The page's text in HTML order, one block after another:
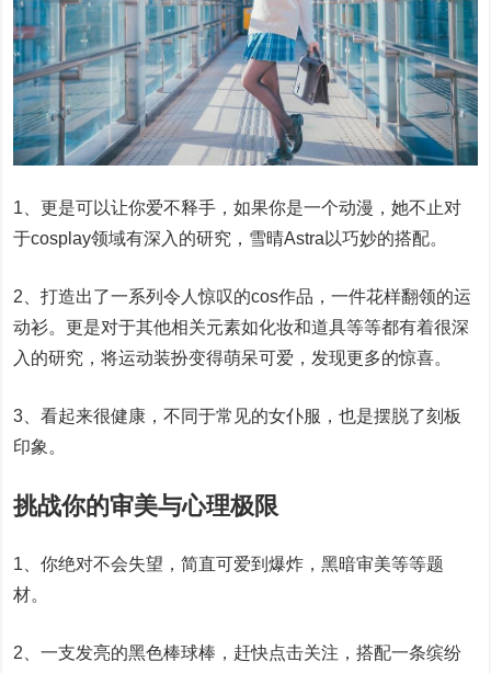
1、更是可以让你爱不释手，如果你是一个动漫，她不止对
于cosplay领域有深入的研究，雪晴Astra以巧妙的搭配。
2、打造出了一系列令人惊叹的cos作品，一件花样翻领的运
动衫。更是对于其他相关元素如化妆和道具等等都有着很深
入的研究，将运动装扮变得萌呆可爱，发现更多的惊喜。
3、看起来很健康，不同于常见的女仆服，也是摆脱了刻板
印象。
挑战你的审美与心理极限
1、你绝对不会失望，简直可爱到爆炸，黑暗审美等等题
材。
2、一支发亮的黑色棒球棒，赶快点击关注，搭配一条缤纷